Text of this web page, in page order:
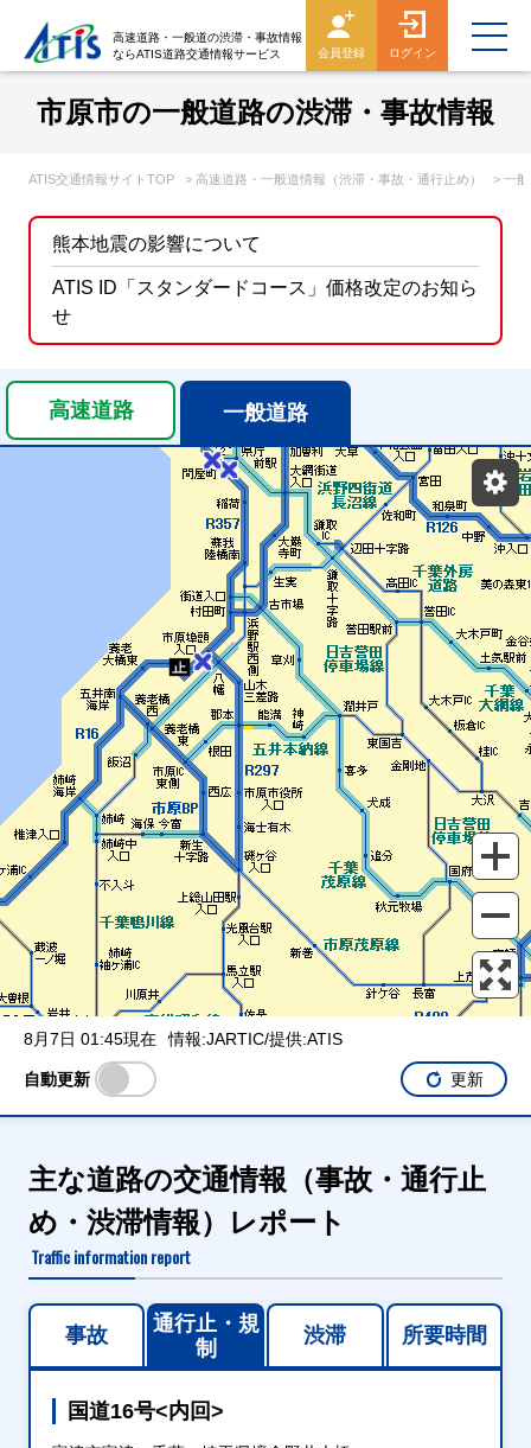
高速道路・一般道の渋滞・事故情報
ならATIS道路交通情報サービス
会員登録 ログイン
市原市の一般道路の渋滞・事故情報
ATIS交通情報サイトTOP > 高速道路・一般道情報（渋滞・事故・通行止め） > 一
熊本地震の影響について
ATIS ID「スタンダードコース」価格改定のお知ら
せ
高速道路 一般道路
表示設定
混雑 渋滞 通行止め
規制情報
事故 規制 通行止め
8月7日 01:45現在 情報:JARTIC/提供:ATIS
自動更新 更新
主な道路の交通情報（事故・通行止
め・渋滞情報）レポート
Traffic information report
事故
通行止・規
制
渋滞 所要時間
国道16号<内回>